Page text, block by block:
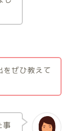
をぜひ教えて
事